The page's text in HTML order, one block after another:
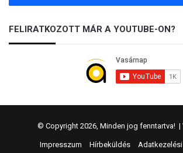
FELIRATKOZOTT MÁR A YOUTUBE-ON?
© Copyright 2026, Minden jog fenntartva! |
Impresszum Hírbeküldés